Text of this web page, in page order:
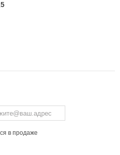
в продаже